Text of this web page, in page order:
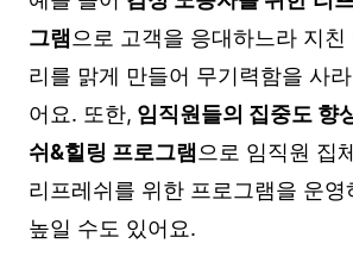
그램으로 고객을 응대하느라 지친
리를 맑게 만들어 무기력함을 사
어요. 또한, 임직원들의 집중도 향
쉬&힐링 프로그램으로 임직원 집
리프레쉬를 위한 프로그램을 운영
높일 수도 있어요.